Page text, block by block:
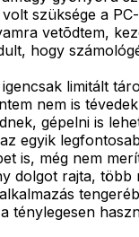
szüksége a
vetõdtem,
hogy
limitált
nem is
gépelni is
egyik
is, még nem
dolgot rajta,